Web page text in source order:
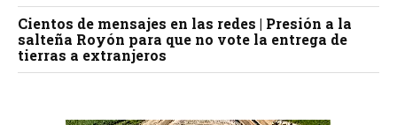
Cientos de mensajes en las redes | Presión a la
salteña Royón para que no vote la entrega de
tierras a extranjeros